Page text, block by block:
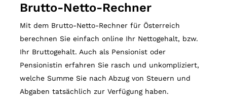
Brutto-Netto-Rechner
Mit dem Brutto-Netto-Rechner für Österreich
berechnen Sie einfach online Ihr Nettogehalt, bzw.
Ihr Bruttogehalt. Auch als Pensionist oder
Pensionistin erfahren Sie rasch und unkompliziert,
welche Summe Sie nach Abzug von Steuern und
Abgaben tatsächlich zur Verfügung haben.